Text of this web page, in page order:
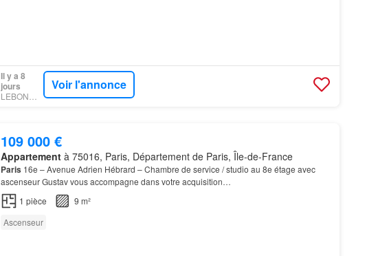
Il y a 8
jours
Voir l'annonce
109 000 €
Appartementà 75016, Paris, Département de Paris, Île-de-France
Paris 16e – Avenue Adrien Hébrard – Chambre de service / studio au 8e étage avec
ascenseur Gustav vous accompagne dans votre acquisition…
1 pièce
9 m²
Ascenseur